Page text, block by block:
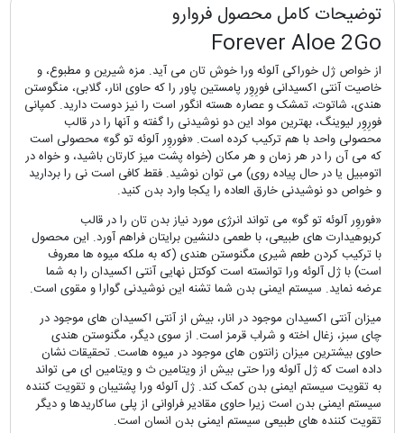
توضیحات کامل محصول فروارو
Forever Aloe 2Go
از خواص ژل خوراکی آلوئه ورا خوش تان می آید. مزه شیرین و مطبوع، و
خاصیت آنتی اکسیدانی فورِوِر پامستین پاور را که حاوی انار، گلابی، منگوستن
هندی، شاتوت، تمشک و عصاره هسته انگور است را نیز دوست دارید. کمپانی
فورِوِر لیوینگ، بهترین مواد این دو نوشیدنی را گفته و آنها را در قالب
محصولی واحد با هم ترکیب کرده است. «فوروِر آلوئه تو گو» محصولی است
که می آن را در هر زمان و هر مکان (خواه پشت میز کارتان باشید، و خواه در
اتومبیل یا در حال پیاده روی) می توان نوشید. فقط کافی است نی را بردارید
و خواص دو نوشیدنی خارق العاده را یکجا وارد بدن کنید.
«فوروِر آلوئه تو گو» می تواند انرژی مورد نیاز بدن تان را در قالب
کربوهیدارت های طبیعی، با طعمی دلنشین برایتان فراهم آورد. این محصول
با ترکیب کردن طعم شیری مگنوستن هندی (که به ملکه میوه ها معروف
است) با ژل آلوئه ورا توانسته است کوکتل نهایی آنتی اکسیدان را به شما
عرضه نماید. سیستم ایمنی بدن شما تشنه این نوشیدنی گوارا و مقوی است.
میزان آنتی اکسیدان موجود در انار، بیش از آنتی اکسیدان های موجود در
چای سبز، زغال اخته و شراب قرمز است. از سوی دیگر، مگنوستن هندی
حاوی بیشترین میزان زانتون های موجود در میوه هاست. تحقیقات نشان
داده است که ژل آلوئه ورا حتی بیش از ویتامین ث و ویتامین ای می تواند
به تقویت سیستم ایمنی بدن کمک کند. ژل آلوئه ورا پشتیبان و تقویت کننده
سیستم ایمنی بدن است زیرا حاوی مقادیر فراوانی از پلی ساکاریدها و دیگر
تقویت کننده های طبیعی سیستم ایمنی بدن انسان است.